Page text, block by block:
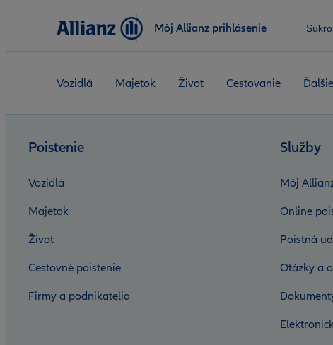
Môj Allianz prihlásenie
Vozidlá Majetok Život Cestovanie
Poistenie
Vozidlá
Majetok
Život
Cestovné poistenie
Firmy a podnikatelia
Služby
Môj
Online
Poistná
Otázky a